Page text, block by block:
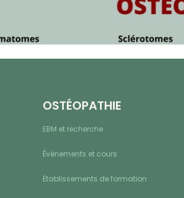
OSTÉOPATHIE
EBM et recherche
Événements et cours
Établissements de formation